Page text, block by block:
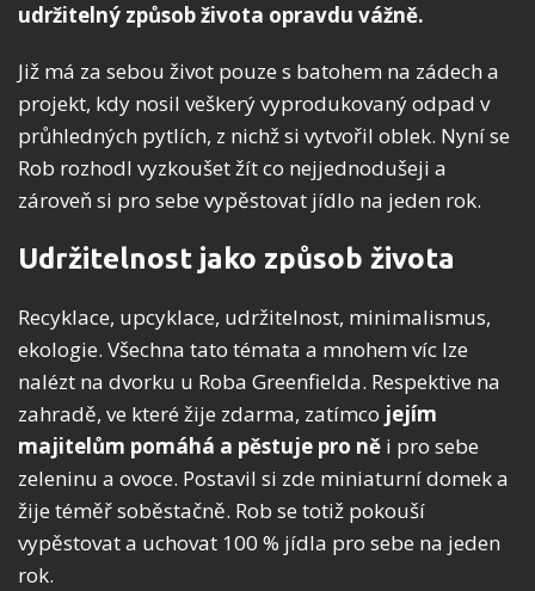
udržitelný způsob života opravdu vážně.
Již má za sebou život pouze s batohem na zádech a
projekt, kdy nosil veškerý vyprodukovaný odpad v
průhledných pytlích, z nichž si vytvořil oblek. Nyní se
Rob rozhodl vyzkoušet žít co nejjednodušeji a
zároveň si pro sebe vypěstovat jídlo na jeden rok.
Udržitelnost jako způsob života
Recyklace, upcyklace, udržitelnost, minimalismus,
ekologie. Všechna tato témata a mnohem víc lze
nalézt na dvorku u Roba Greenfielda. Respektive na
zahradě, ve které žije zdarma, zatímco jejím
majitelům pomáhá a pěstuje pro ně i pro sebe
zeleninu a ovoce. Postavil si zde miniaturní domek a
žije téměř soběstačně. Rob se totiž pokouší
vypěstovat a uchovat 100 % jídla pro sebe na jeden
rok.